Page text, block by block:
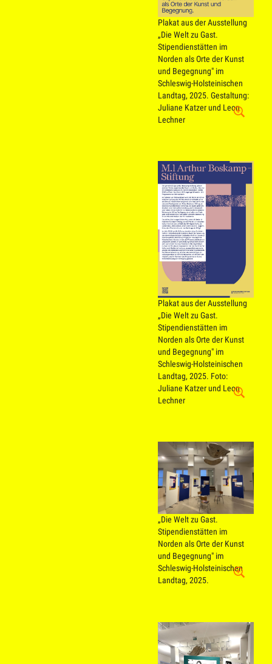
Plakat aus der Ausstellung
„Die Welt zu Gast.
Stipendienstätten im
Norden als Orte der Kunst
und Begegnung" im
Schleswig-Holsteinischen
Landtag, 2025. Gestaltung:
Juliane Katzer und Leon
Lechner
Plakat aus der Ausstellung
„Die Welt zu Gast.
Stipendienstätten im
Norden als Orte der Kunst
und Begegnung" im
Schleswig-Holsteinischen
Landtag, 2025. Foto:
Juliane Katzer und Leon
Lechner
„Die Welt zu Gast.
Stipendienstätten im
Norden als Orte der Kunst
und Begegnung" im
Schleswig-Holsteinischen
Landtag, 2025.